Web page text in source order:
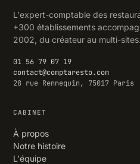
L'expert-comptable des
+300 établissements
2002, du créateur au multi-sites.
01 56 79 07 19
contact@comptaresto.com
28 rue Rennequin, 75017 Paris
CABINET
À propos
Notre histoire
L'équipe